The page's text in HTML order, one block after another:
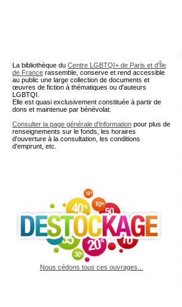
La bibliothèque du Centre LGBTQI+ de Paris et d'Île
de France rassemble, conserve et rend accessible
au public une large collection de documents et
œuvres de fiction à thématiques ou d'auteurs
LGBTQI.
Elle est quasi exclusivement constituée à partir de
dons et maintenue par bénévolat.
Consulter la page générale d'information pour plus de
renseignements sur le fonds, les horaires
d'ouverture à la consultation, les conditions
d'emprunt, etc.
Nous cédons tous ces ouvrages...